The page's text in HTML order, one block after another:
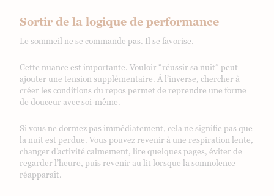
Sortir de la logique de performance
Le sommeil ne se commande pas. Il se favorise.
Cette nuance est importante. Vouloir “réussir sa nuit” peut
ajouter une tension supplémentaire. À l’inverse, chercher à
créer les conditions du repos permet de reprendre une forme
de douceur avec soi-même.
Si vous ne dormez pas immédiatement, cela ne signifie pas que
la nuit est perdue. Vous pouvez revenir à une respiration lente,
changer d’activité calmement, lire quelques pages, éviter de
regarder l’heure, puis revenir au lit lorsque la somnolence
réapparaît.